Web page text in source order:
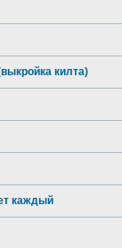
килта)
каждый